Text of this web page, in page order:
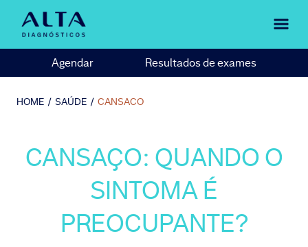
Agendar Resultados de exames
HOME / SAÚDE / CANSACO
CANSAÇO: QUANDO O
SINTOMA É
PREOCUPANTE?